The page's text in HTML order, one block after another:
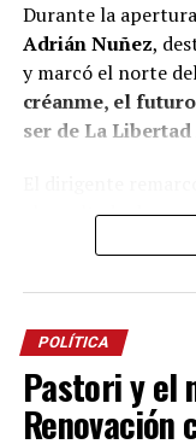
Durante la
Adrián Nuñez,
y marcó el norte
créanme, el
ser de La Libertad
el resultado de un
construido en
acá es porque
construir esto en
subrayando el
sólidos para
POLÍTICA
Pastori y el